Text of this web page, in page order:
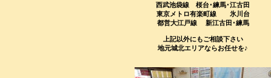
西武池袋線 桜台･練馬･江古田
東京メトロ有楽町線 氷川台
都営大江戸線 新江古田･練馬
上記以外にもご相談下さい
地元城北エリアならお任せを♪